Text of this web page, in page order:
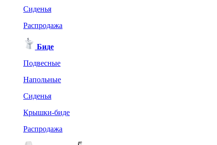
Сиденья
Распродажа
Биде
Подвесные
Напольные
Сиденья
Крышки-биде
Распродажа